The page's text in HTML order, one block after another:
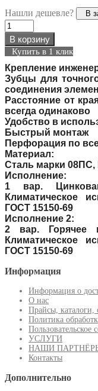
Нашли дешевле? В
В корзину
Купить в 1 клик
Крепление
Зубцы для
соединения
Расстояние от
всегда одинаково
Удобство в
Быстрый монтаж
Перфорация по
Материал:
Сталь марки 08ПС,
Исполнение:
1 вар.
Климатическое
ГОСТ 15150-69
Исполнение 2:
2 вар. Горячее
Климатическое
ГОСТ 15150-69
Информация
Информация о
О нас
Прайсы, каталоги,
Политика
Пользовательское
УСЛУГИ
НАШИ
Контакты
Дополнительно